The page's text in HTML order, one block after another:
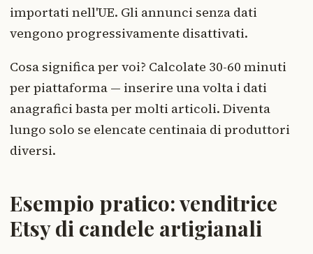
importati nell'UE. Gli annunci senza dati
vengono progressivamente disattivati.
Cosa significa per voi? Calcolate 30-60 minuti
per piattaforma — inserire una volta i dati
anagrafici basta per molti articoli. Diventa
lungo solo se elencate centinaia di produttori
diversi.
Esempio pratico: venditrice
Etsy di candele artigianali